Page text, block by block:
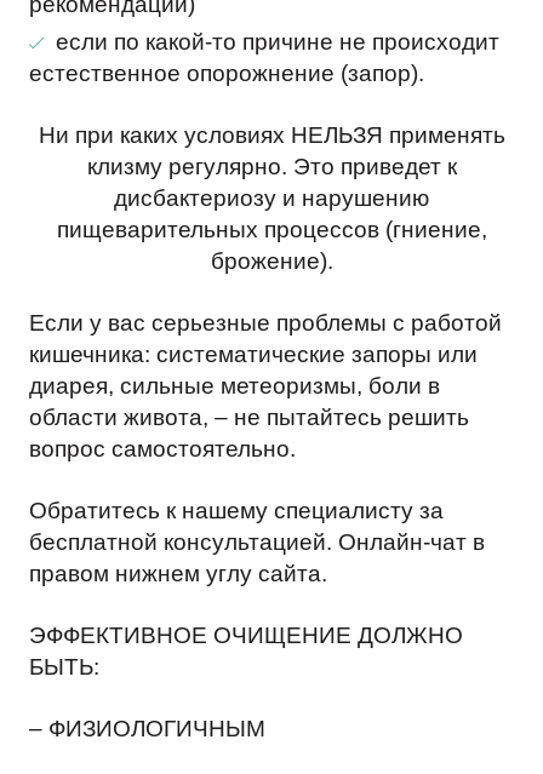
если по какой-то причине не происходит
естественное опорожнение (запор).
Ни при каких условиях НЕЛЬЗЯ применять
клизму регулярно. Это приведет к
дисбактериозу и нарушению
пищеварительных процессов (гниение,
брожение).
Если у вас серьезные проблемы с работой
кишечника: систематические запоры или
диарея, сильные метеоризмы, боли в
области живота, – не пытайтесь решить
вопрос самостоятельно.
Обратитесь к нашему специалисту за
бесплатной консультацией. Онлайн-чат в
правом нижнем углу сайта.
ЭФФЕКТИВНОЕ ОЧИЩЕНИЕ ДОЛЖНО
БЫТЬ:
– ФИЗИОЛОГИЧНЫМ